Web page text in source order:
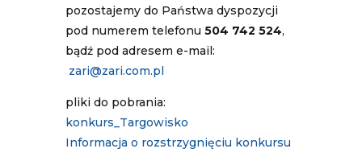
pozostajemy do Państwa dyspozycji
pod numerem telefonu 504 742 524,
bądź pod adresem e-mail:
zari@zari.com.pl
pliki do pobrania:
konkurs_Targowisko
Informacja o rozstrzygnięciu konkursu